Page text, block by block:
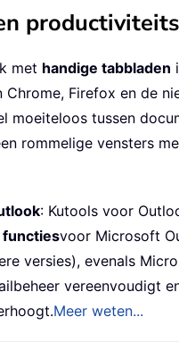
met handige tabbladen
Chrome, Firefox en de
moeiteloos tussen
rommelige vensters
: Kutools voor
voor Microsoft
versies), evenals
vereenvoudigt
Meer weten...